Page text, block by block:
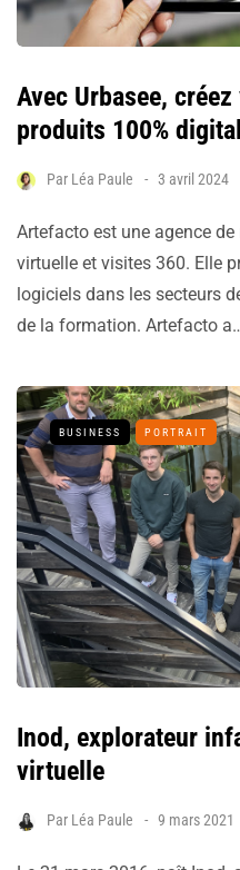
Avec Urbasee,
produits 100% digital
Par Léa Paule 3 avril 2024
Artefacto est une agence
virtuelle et visites 360. Elle
logiciels dans les secteurs
de la formation. Artefacto
BUSINESS PORTRAIT
Inod, explorateur
virtuelle
Par Léa Paule 9 mars 2021